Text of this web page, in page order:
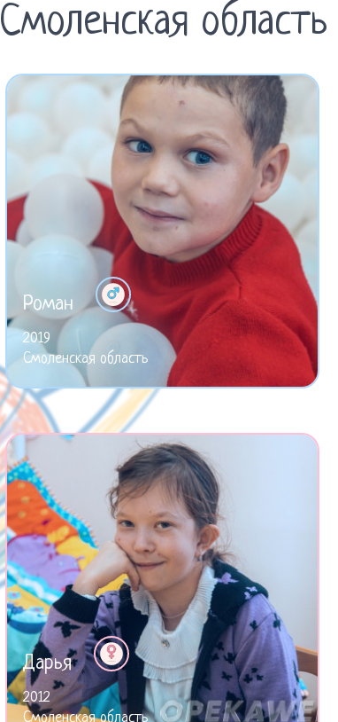
Смоленская область
Роман
2019
Смоленская область
Дарья
2012
Смоленская область